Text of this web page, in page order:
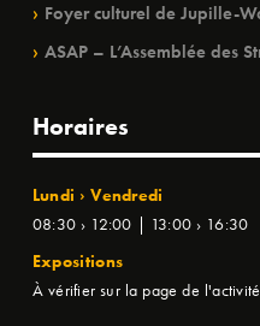
Foyer culturel de Jupille-
ASAP – L’Assemblée des
Horaires
Lundi › Vendredi
08:30 › 12:00 | 13:00 › 16:30
Expositions
À vérifier sur la page de l'activité